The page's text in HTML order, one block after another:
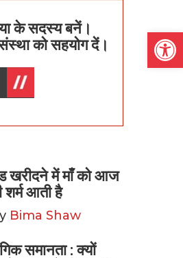
के सदस्य बनें।
संस्था को सहयोग दें।
खरीदने में माँ को आज
शर्म आती है
Bima Shaw
समानता : क्यों